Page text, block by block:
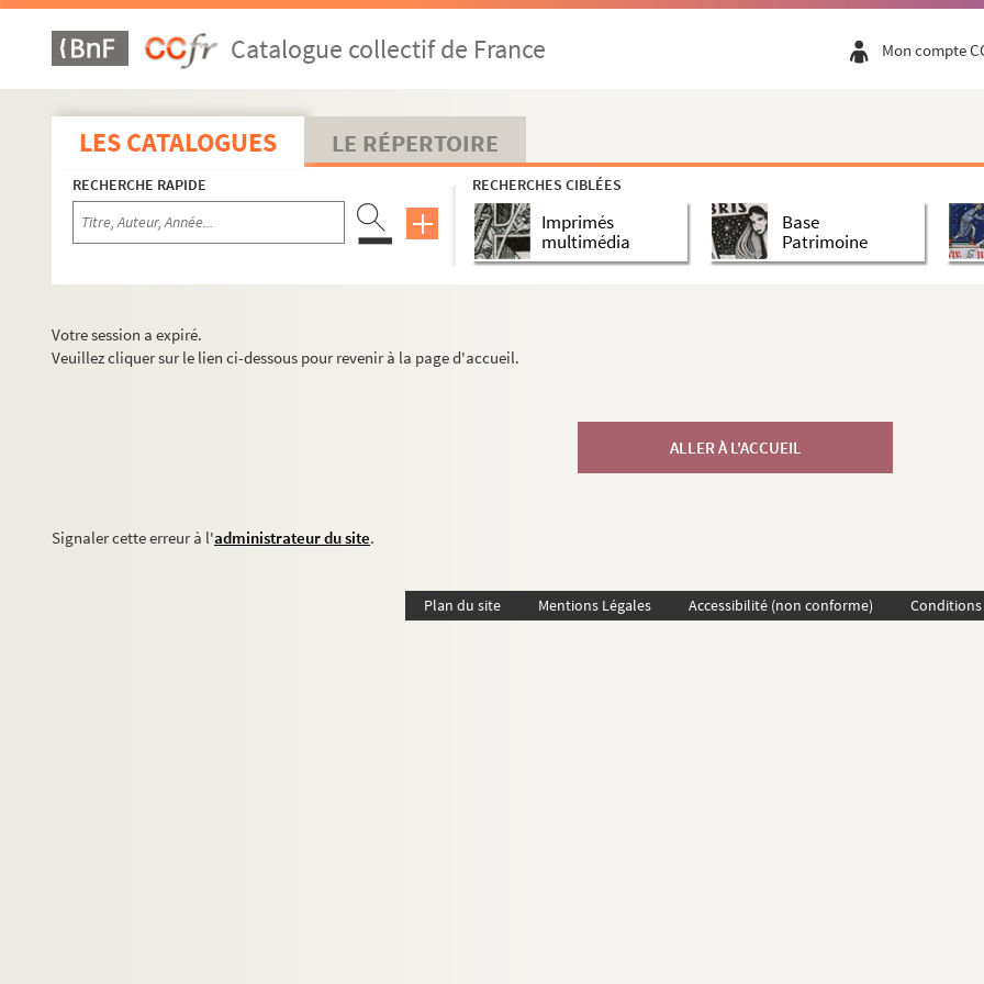
Catalogue collectif de France Mon compte
LES CATALOGUES LE RÉPERTOIRE
RECHERCHE RAPIDE RECHERCHES CIBLÉES
Imprimés
multimédia
Base
Patrimoine
Votre session a expiré.
Veuillez cliquer sur le lien ci-dessous pour revenir à la page d'accueil.
ALLER À L'ACCUEIL
Signaler cette erreur à l'administrateur du site.
Plan du site Mentions Légales Accessibilité (non conforme)